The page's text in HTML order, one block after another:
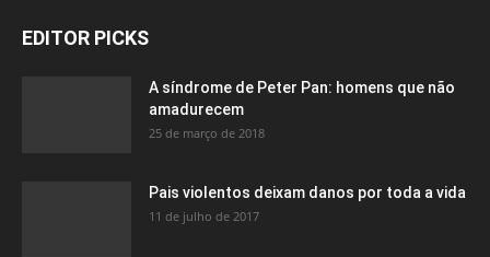
EDITOR PICKS
A síndrome de Peter Pan: homens que não
amadurecem
25 de março de 2018
Pais violentos deixam danos por toda a vida
11 de julho de 2017